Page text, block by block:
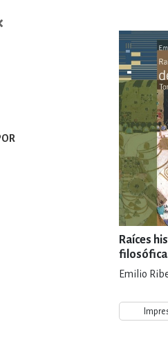
DEPORTES Y
ESTILOS DE
Raíces
Emilio